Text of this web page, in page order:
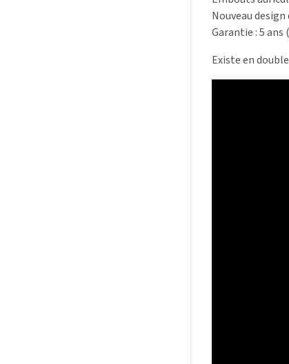
Nouveau
Garantie : 5
Existe en